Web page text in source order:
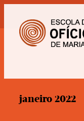
conteúdo
janeiro 2022